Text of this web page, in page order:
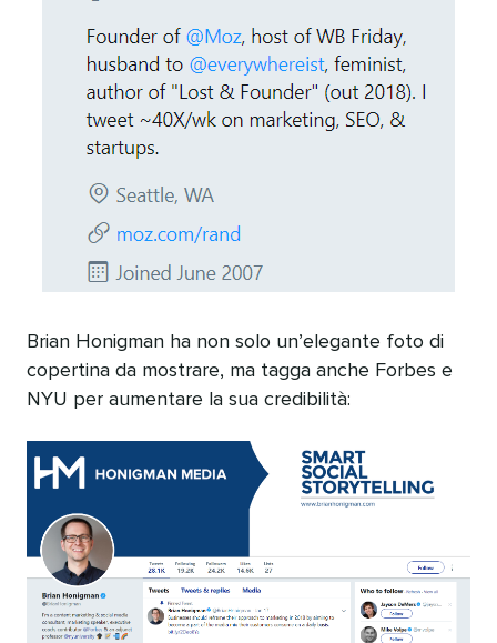
Brian Honigman ha non solo un’elegante foto di
copertina da mostrare, ma tagga anche Forbes e
NYU per aumentare la sua credibilità: